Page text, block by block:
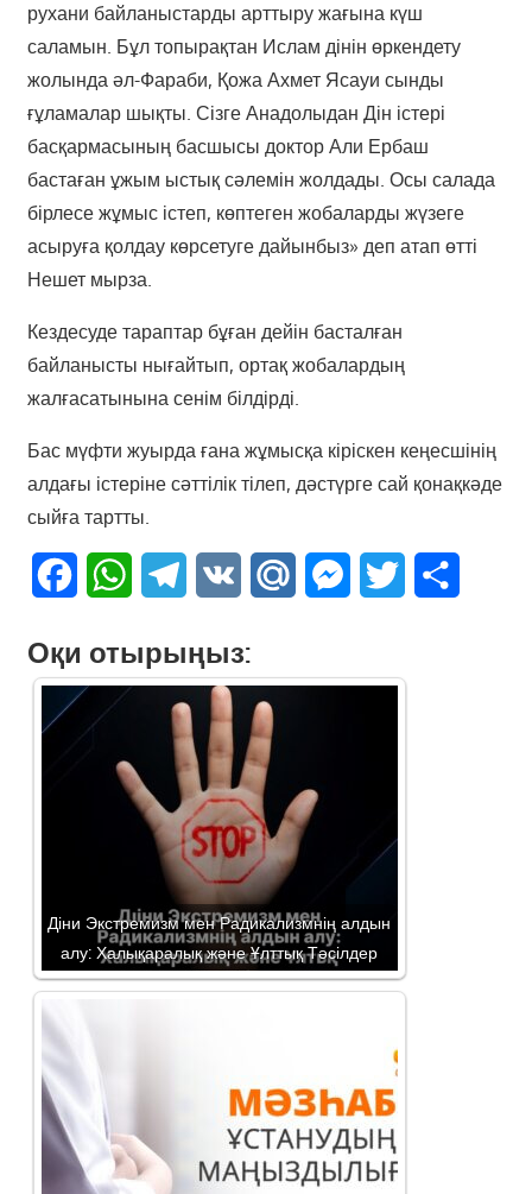
рухани байланыстарды арттыру жағына күш
саламын. Бұл топырақтан Ислам дінін өркендету
жолында әл-Фараби, Қожа Ахмет Ясауи сынды
ғұламалар шықты. Сізге Анадолыдан Дін істері
басқармасының басшысы доктор Али Ербаш
бастаған ұжым ыстық сәлемін жолдады. Осы салада
бірлесе жұмыс істеп, көптеген жобаларды жүзеге
асыруға қолдау көрсетуге дайынбыз» деп атап өтті
Нешет мырза.
Кездесуде тараптар бұған дейін басталған
байланысты нығайтып, ортақ жобалардың
жалғасатынына сенім білдірді.
Бас мүфти жуырда ғана жұмысқа кіріскен кеңесшінің
алдағы істеріне сәттілік тілеп, дәстүрге сай қонақкәде
сыйға тартты.
FacebookWhatsAppTelegram
VK Mail.Ru Messenger
Twitter
Оқи отырыңыз:
Діни Экстремизм мен Радикализмнің алдын
алу: Халықаралық және Ұлттық Тәсілдер